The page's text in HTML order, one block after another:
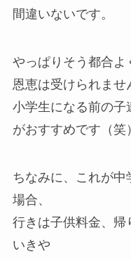
間違いないです。
やっぱりそう都合
恩恵は受けられませ
小学生になる前の子
がおすすめです（笑）
ちなみに、これが中
場合、
行きは子供料金、帰
いきや